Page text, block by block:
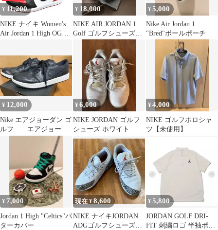
¥ 11,200
NIKE ナイキ Women's
Air Jordan 1 High OG
FD2596-602 28cm ルビ
ー メンズ
¥ 18,000
NIKE AIR JORDAN 1
Golf ゴルフシューズ
¥5,000
Nike Air Jordan 1
"Bred"ボールポーチ
¥ 12,000
Nike エアジョーダン ゴ
ルフ エアジョーダ
¥6,000
NIKE JORDAN ゴルフ
シューズ ホワイト
¥4,000
NIKE ゴルフポロシャ
ツ【未使用】
¥ 7,000
Jordan 1 High "Celtics"パ
ターカバー
現在 ¥8,600
NIKE ナイキJORDAN
ADGゴルフシューズ
¥ 5,800
JORDAN GOLF DRI-
FIT 刺繍ロゴ 半袖ポロ